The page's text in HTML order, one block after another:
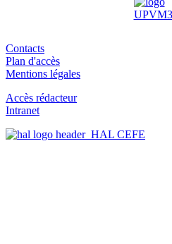
Contacts
Plan d'accès
Mentions légales
Accès rédacteur
Intranet
HAL CEFE